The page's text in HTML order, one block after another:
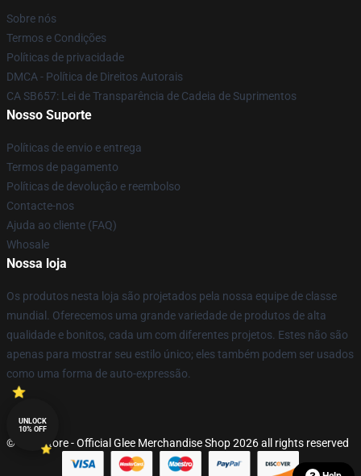
Sobre nós
Termos e Condições
Políticas de privacidade
DMCA - Política de Direitos Autorais
CA SB657: Lei de Transparência de Cadeia de Suprimentos
Nosso Suporte
Políticas de envio e entrega
Termos de pagamento
Políticas de devolução e reembolso
Contacte-nos
Ajuda ao cliente (FAQ)
Whosale
Nossa loja
Os produtos nesta loja são projetados pela nossa equipe de classe
mundial. Oferecemos uma grande variedade de produtos de alta
qualidade e bonitos, cada um com diferentes projetos. Estes não são
apenas para mostrar seu estilo único; eles também podem ser usados
como uma forma de auto-expressão.
© Glee Store - Official Glee Merchandise Shop 2026 all rights reserved
UNLOCK
10% OFF